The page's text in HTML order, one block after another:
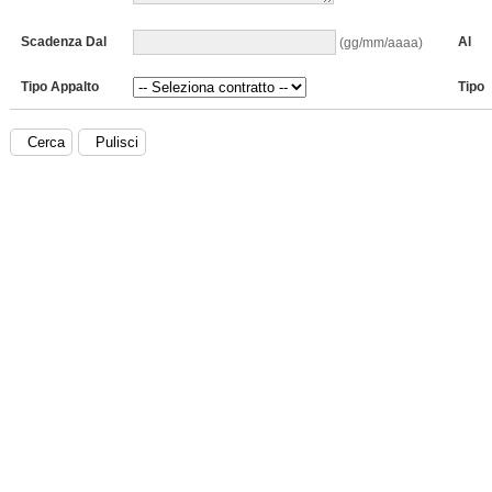
Scadenza Dal (gg/mm/aaaa) Al
Tipo Appalto Tipo